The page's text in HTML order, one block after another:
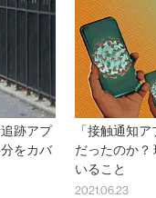
跡アプ
をカバ
「接触通知
だったのか？
いること
2021.06.23